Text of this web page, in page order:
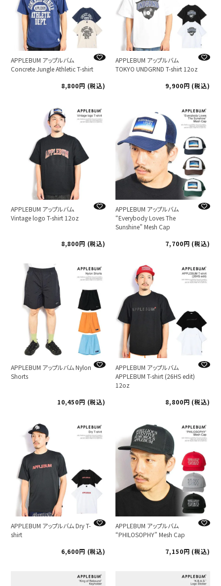
APPLEBUM アップルバム
Concrete Jungle Athletic T-shirt
8,800
税込
APPLEBUM アップルバム
TOKYO UNDGRND T-shirt 12oz
9,900
税込
APPLEBUM アップルバム
Vintage logo T-shirt 12oz
8,800 税込
APPLEBUM アップルバム
“Everybody Loves The
Sunshine” Mesh Cap
7,700
税込
APPLEBUM アップルバム Nylon
Shorts
10,450 税込
APPLEBUM アップルバム
APPLEBUM T-shirt (26HS edit)
12oz
8,800
税込
APPLEBUM アップルバム Dry T-
shirt
6,600
税込
APPLEBUM アップルバム
“PHILOSOPHY” Mesh Cap
7,150
税込